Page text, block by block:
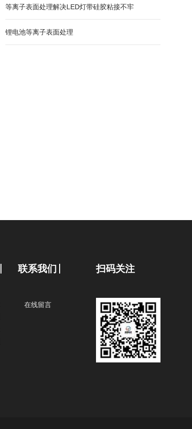
等离子表面处理解决LED灯带硅胶粘接不牢
锂电池等离子表面处理
联系我们
在线留言
扫码关注